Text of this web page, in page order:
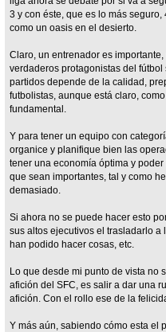
3 y con éste, que es lo más
como un oasis en el desierto.
Claro, un entrenador es
verdaderos protagonistas del
partidos depende de la calidad,
futbolistas, aunque está claro,
fundamental.
Y para tener un equipo con
organice y planifique bien las
tener una economía óptima y
que sean importantes, tal y como
demasiado.
Si ahora no se puede hacer esto
sus altos ejecutivos el trasladarlo a
han podido hacer cosas, etc.
Lo que desde mi punto de vista no
afición del SFC, es salir a dar una
afición. Con el rollo ese de la
Y más aún, sabiendo cómo esta el